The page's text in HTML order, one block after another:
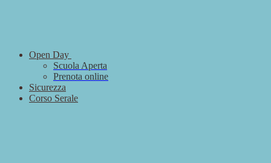
Open Day
Scuola Aperta
Prenota online
Sicurezza
Corso Serale